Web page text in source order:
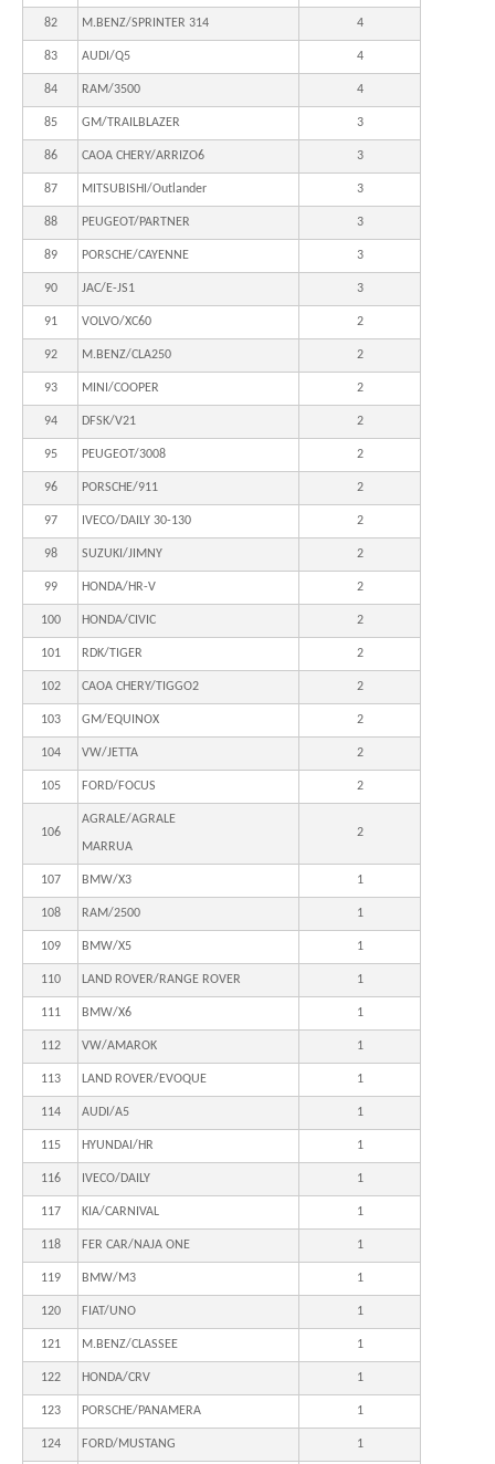
82 M.BENZ/SPRINTER 314 4
83 AUDI/Q5 4
84 RAM/3500 4
85 GM/TRAILBLAZER 3
86 CAOA CHERY/ARRIZO6 3
87 MITSUBISHI/Outlander 3
88 PEUGEOT/PARTNER 3
89 PORSCHE/CAYENNE 3
90 JAC/E-JS1 3
91 VOLVO/XC60 2
92 M.BENZ/CLA250 2
93 MINI/COOPER 2
94 DFSK/V21 2
95 PEUGEOT/3008 2
96 PORSCHE/911 2
97 IVECO/DAILY 30-130 2
98 SUZUKI/JIMNY 2
99 HONDA/HR-V 2
100 HONDA/CIVIC 2
101 RDK/TIGER 2
102 CAOA CHERY/TIGGO2 2
103 GM/EQUINOX 2
104 VW/JETTA 2
105 FORD/FOCUS 2
106
AGRALE/AGRALE
MARRUA
2
107 BMW/X3 1
108 RAM/2500 1
109 BMW/X5 1
110 LAND ROVER/RANGE ROVER 1
111 BMW/X6 1
112 VW/AMAROK 1
113 LAND ROVER/EVOQUE 1
114 AUDI/A5 1
115 HYUNDAI/HR 1
116 IVECO/DAILY 1
117 KIA/CARNIVAL 1
118 FER CAR/NAJA ONE 1
119 BMW/M3 1
120 FIAT/UNO 1
121 M.BENZ/CLASSEE 1
122 HONDA/CRV 1
123 PORSCHE/PANAMERA 1
124 FORD/MUSTANG 1